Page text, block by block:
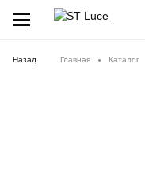
Назад Главная Каталог